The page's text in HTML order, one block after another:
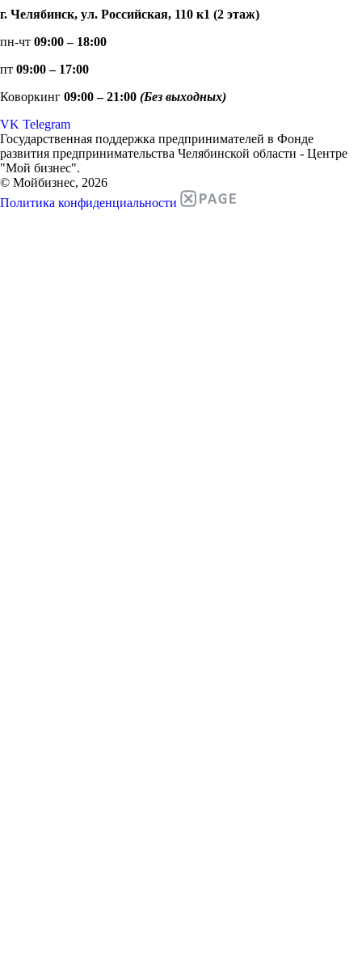
г. Челябинск, ул. Российская, 110 к1 (2 этаж)
пн-чт 09:00 – 18:00
пт 09:00 – 17:00
Коворкинг 09:00 – 21:00 (Без выходных)
VK Telegram
Государственная поддержка предпринимателей в Фонде
развития предпринимательства Челябинской области - Центре
"Мой бизнес".
© Мойбизнес, 2026
Политика конфиденциальности